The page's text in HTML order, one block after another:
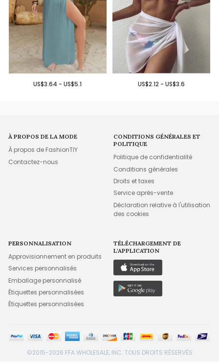
US$3.64 - US$5.1 US$2.12 - US$3.6
À PROPOS DE LA MODE
À propos de FashionTIY
Contactez-nous
CONDITIONS GÉNÉRALES ET
POLITIQUE
Politique de confidentialité
Conditions générales
Droits et taxes
Service après-vente
Déclaration relative à l'utilisation
des cookies
PERSONNALISATION
Approvisionnement en produits
Services personnalisés
Emballage personnalisé
Étiquettes personnalisées
Étiquettes personnalisées
TÉLÉCHARGEMENT DE
L'APPLICATION
©2015-2026 FFA WHOLESALE, INC. TOUS DROITS RÉSERVÉS